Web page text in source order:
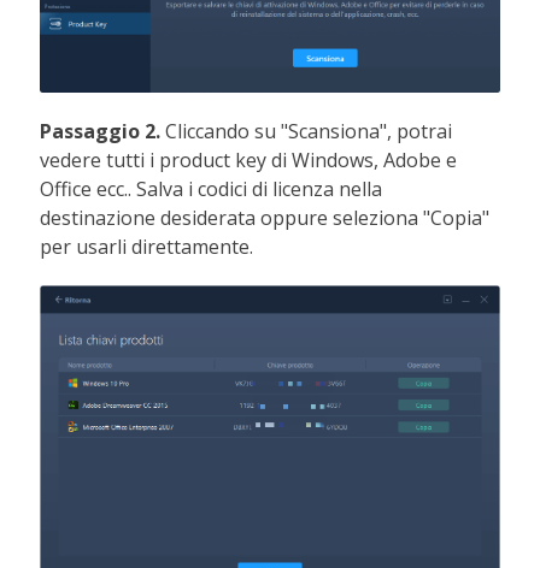
Passaggio 2.Cliccando su "Scansiona", potrai
vedere tutti i product key di Windows, Adobe e
Office ecc.. Salva i codici di licenza nella
destinazione desiderata oppure seleziona "Copia"
per usarli direttamente.